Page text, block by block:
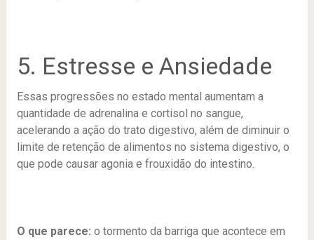
5. Estresse e Ansiedade
Essas progressões no estado mental aumentam a
quantidade de adrenalina e cortisol no sangue,
acelerando a ação do trato digestivo, além de diminuir o
limite de retenção de alimentos no sistema digestivo, o
que pode causar agonia e frouxidão do intestino.
O que parece: o tormento da barriga que acontece em